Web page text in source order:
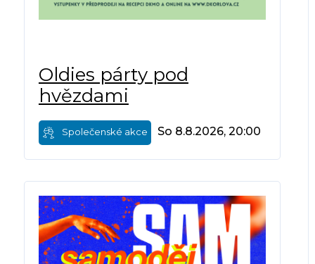
Oldies párty pod
hvězdami
Společenské akce So 8.8.2026, 20:00